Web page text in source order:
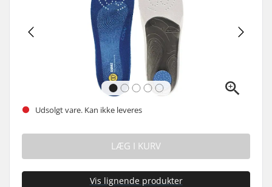
Udsolgt vare. Kan ikke leveres
LÆG I KURV
Vis lignende produkter